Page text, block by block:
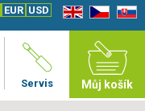
EN CZ SK
EUR USD
Můj košík
Servis